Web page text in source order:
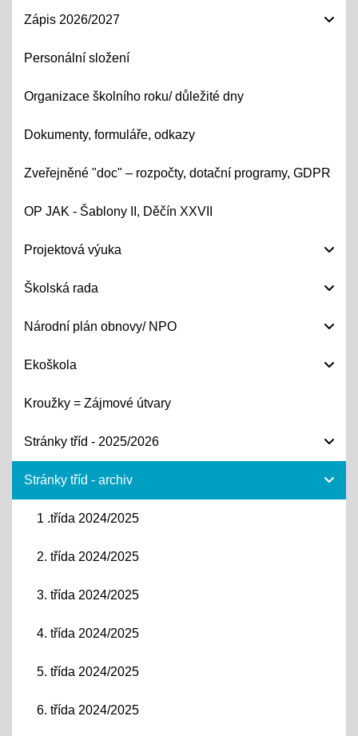
Zápis 2026/2027
Personální složení
Organizace školního roku/ důležité dny
Dokumenty, formuláře, odkazy
Zveřejněné "doc" – rozpočty, dotační programy, GDPR
OP JAK - Šablony II, Děčín XXVII
Projektová výuka
Školská rada
Národní plán obnovy/ NPO
Ekoškola
Kroužky = Zájmové útvary
Stránky tříd - 2025/2026
Stránky tříd - archiv
1 .třída 2024/2025
2. třída 2024/2025
3. třída 2024/2025
4. třída 2024/2025
5. třída 2024/2025
6. třída 2024/2025